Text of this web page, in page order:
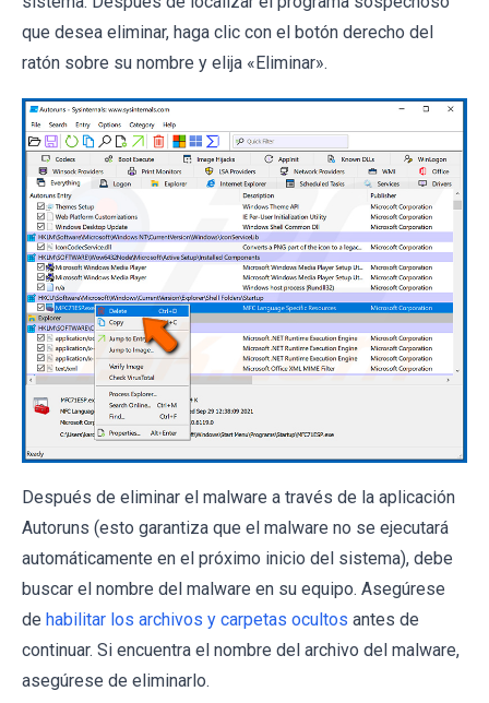
que desea eliminar, haga clic con el botón derecho del
ratón sobre su nombre y elija «Eliminar».
Después de eliminar el malware a través de la aplicación
Autoruns (esto garantiza que el malware no se ejecutará
automáticamente en el próximo inicio del sistema), debe
buscar el nombre del malware en su equipo. Asegúrese
de habilitar los archivos y carpetas ocultos antes de
continuar. Si encuentra el nombre del archivo del malware,
asegúrese de eliminarlo.